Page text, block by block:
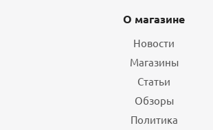
О магазине
Новости
Магазины
Статьи
Обзоры
Политика